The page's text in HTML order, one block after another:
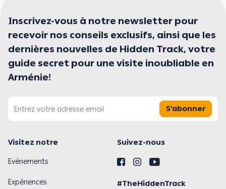
Inscrivez-vous à notre newsletter pour
recevoir nos conseils exclusifs, ainsi que les
dernières nouvelles de Hidden Track, votre
guide secret pour une visite inoubliable en
Arménie!
S'abonner
Visitez notre Suivez-nous
Evénements
Expériences #TheHiddenTrack